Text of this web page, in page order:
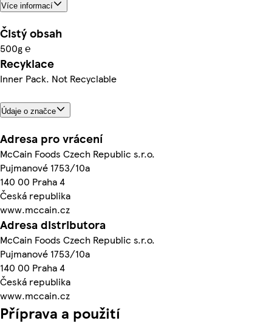
Více informací
Čistý obsah
500g ℮
Recyklace
Inner Pack. Not Recyclable
Údaje o značce
Adresa pro vrácení
McCain Foods Czech Republic s.r.o.
Pujmanové 1753/10a
140 00 Praha 4
Česká republika
www.mccain.cz
Adresa distributora
McCain Foods Czech Republic s.r.o.
Pujmanové 1753/10a
140 00 Praha 4
Česká republika
www.mccain.cz
Příprava a použití